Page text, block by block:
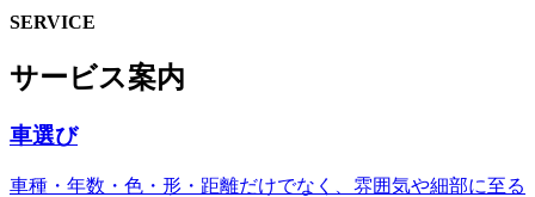
SERVICE
サービス案内
車選び
車種・年数・色・形・距離だけでなく、雰囲気や細部に至る